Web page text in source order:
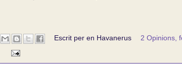
Escrit per en Havanerus 2 Opinions,